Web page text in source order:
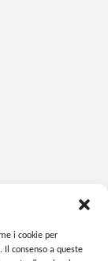
i cookie per
consenso a queste